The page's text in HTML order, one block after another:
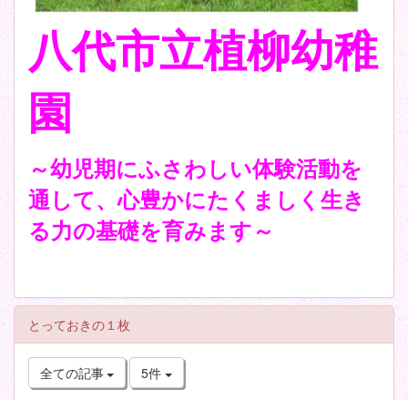
八代市立植柳幼稚
園
～幼児期にふさわしい体験活動を
通して、心豊かにたくましく生き
る力の基礎を育みます～
とっておきの１枚
全ての記事 5件